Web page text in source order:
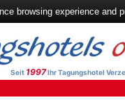
Seit 1997Ihr Tagungshotel
browsing experience and